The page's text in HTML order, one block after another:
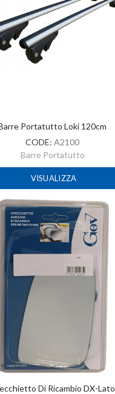
Portatutto Loki 120cm
CODE:A2100
Barre Portatutto
VISUALIZZA
Di Ricambio DX-Lato